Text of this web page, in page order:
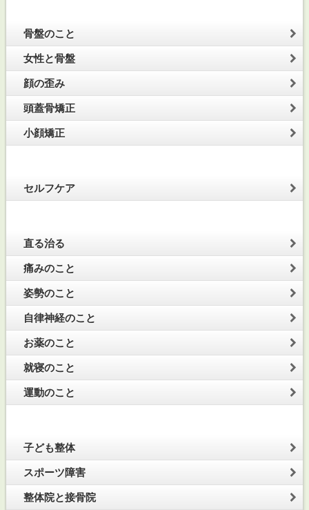
骨盤のこと
女性と骨盤
顔の歪み
頭蓋骨矯正
小顔矯正
セルフケア
直る治る
痛みのこと
姿勢のこと
自律神経のこと
お薬のこと
就寝のこと
運動のこと
子ども整体
スポーツ障害
整体院と接骨院